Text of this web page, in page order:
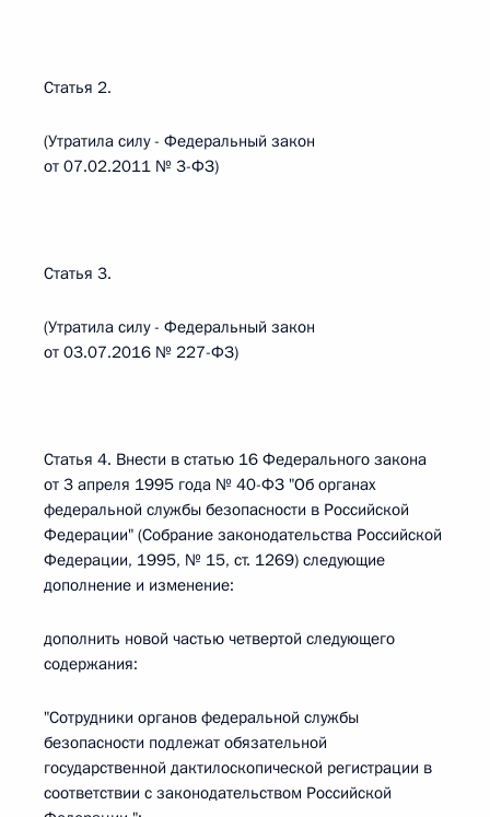
Статья 2.
(Утратила силу - Федеральный закон
от 07.02.2011 № 3-ФЗ)
Статья 3.
(Утратила силу - Федеральный закон
от 03.07.2016 № 227-ФЗ)
Статья 4. Внести в статью 16 Федерального закона
от 3 апреля 1995 года № 40-ФЗ "Об органах
федеральной службы безопасности в Российской
Федерации" (Собрание законодательства Российской
Федерации, 1995, № 15, ст. 1269) следующие
дополнение и изменение:
дополнить новой частью четвертой следующего
содержания:
"Сотрудники органов федеральной службы
безопасности подлежат обязательной
государственной дактилоскопической регистрации в
соответствии с законодательством Российской